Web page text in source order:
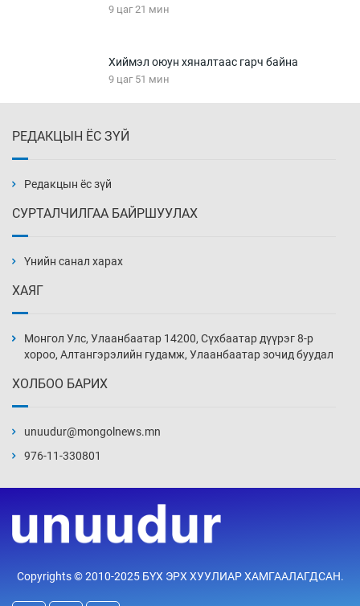
9 цаг 21 мин
Хиймэл оюун хяналтаас гарч байна
9 цаг 51 мин
10 цаг 21 мин
нэмэгджээ
10 цаг 51 мин
11 цаг 21 мин
11 цаг 51 мин
үйлчилж буй гэв
12 цаг 21 мин
РЕДАКЦЫН ЁС ЗҮЙ
Редакцын ёс зүй
СУРТАЛЧИЛГАА БАЙРШУУЛАХ
Үнийн санал харах
ХАЯГ
Монгол Улс, Улаанбаатар 14200, Сүхбаатар дүүрэг 8-р
хороо, Алтангэрэлийн гудамж, Улаанбаатар зочид буудал
ХОЛБОО БАРИХ
unuudur@mongolnews.mn
976-11-330801
Copyrights © 2010-2025 БҮХ ЭРХ ХУУЛИАР ХАМГААЛАГДСАН.